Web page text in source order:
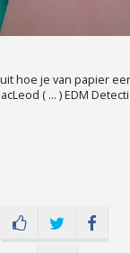
hoe je van papier
( ... ) EDM